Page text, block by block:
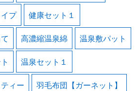
プ 健康セット１
高濃縮温泉綿 温泉敷パット
温泉セット１
ィー 羽毛布団【ガーネット】